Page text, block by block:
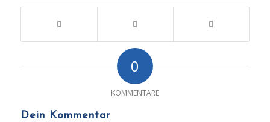
0
KOMMENTARE
Dein Kommentar